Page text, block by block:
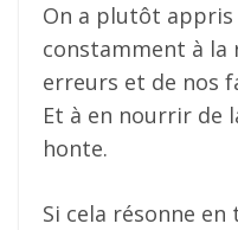
On a plutôt appris
constamment à la
erreurs et de nos
Et à en nourrir de
honte.
Si cela résonne en